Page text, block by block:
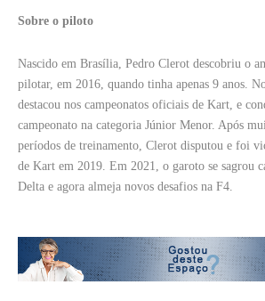
Sobre o piloto
Nascido em Brasília, Pedro Clerot descobriu o
pilotar, em 2016, quando tinha apenas 9 anos.
destacou nos campeonatos oficiais de Kart, e
campeonato na categoria Júnior Menor. Após
períodos de treinamento, Clerot disputou e foi
de Kart em 2019. Em 2021, o garoto se sagrou
Delta e agora almeja novos desafios na F4.